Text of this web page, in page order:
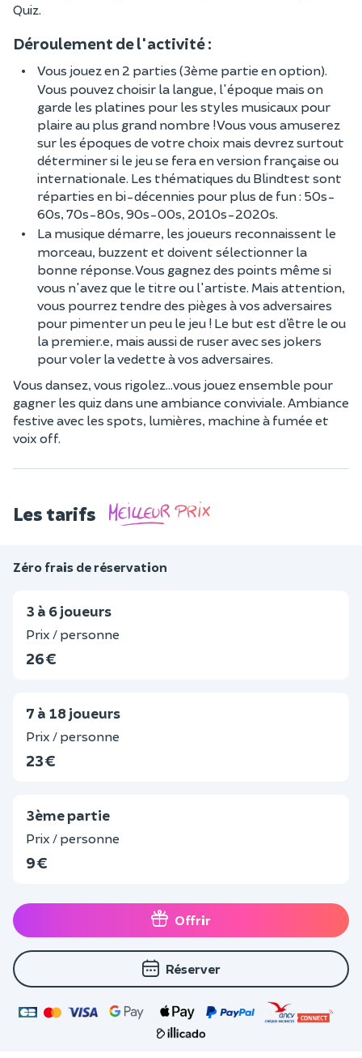
Quiz.
Déroulement de l'activité :
Vous jouez en 2 parties (3ème partie en option).
Vous pouvez choisir la langue, l'époque mais on
garde les platines pour les styles musicaux pour
plaire au plus grand nombre ! Vous vous amuserez
sur les époques de votre choix mais devrez surtout
déterminer si le jeu se fera en version française ou
internationale. Les thématiques du Blindtest sont
réparties en bi-décennies pour plus de fun : 50s-
60s, 70s-80s, 90s-00s, 2010s-2020s.
La musique démarre, les joueurs reconnaissent le
morceau, buzzent et doivent sélectionner la
bonne réponse. Vous gagnez des points même si
vous n'avez que le titre ou l'artiste. Mais attention,
vous pourrez tendre des pièges à vos adversaires
pour pimenter un peu le jeu ! Le but est d’être le ou
la premier.e, mais aussi de ruser avec ses jokers
pour voler la vedette à vos adversaires.
Vous dansez, vous rigolez...vous jouez ensemble pour
gagner les quiz dans une ambiance conviviale. Ambiance
festive avec les spots, lumières, machine à fumée et
voix off.
Les tarifs
Zéro frais de réservation
3 à 6 joueurs
Prix / personne
26 €
7 à 18 joueurs
Prix / personne
23 €
3ème partie
Prix / personne
9 €
Offrir
Réserver